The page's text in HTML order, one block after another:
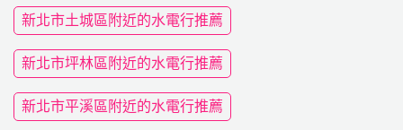
新北市土城區附近的水電行推薦
新北市坪林區附近的水電行推薦
新北市平溪區附近的水電行推薦